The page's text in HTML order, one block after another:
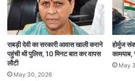
अंतरराष्ट्रीय स्टैंडर्ड के अनुरूप होगा
सरकार का विचार अंतरराष्ट्रीय
अत्याधुनिक शहर बनाने का है, जिसमें
चलने और साइकिल चलाने के लिए
राबड़ी देवी का सरकारी आवास खाली कराने
पहुंची थी पुलिस, 10 मिनट बात कर वापस
लौटी
May 30, 2026
होर्मुज
कामयाब,
May